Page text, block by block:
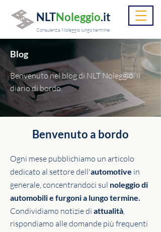
NLTNoleggio.it
Consulenza Noleggio lungo termine
Blog
Benvenuto nel blog di NLT Noleggio, il
diario di bordo.
Benvenuto a bordo
Ogni mese pubblichiamo un articolo
dedicato al settore dell'automotive in
generale, concentrandoci sul noleggio di
automobili e furgoni a lungo termine.
Condividiamo notizie di attualità,
rispondiamo alle domande più frequenti